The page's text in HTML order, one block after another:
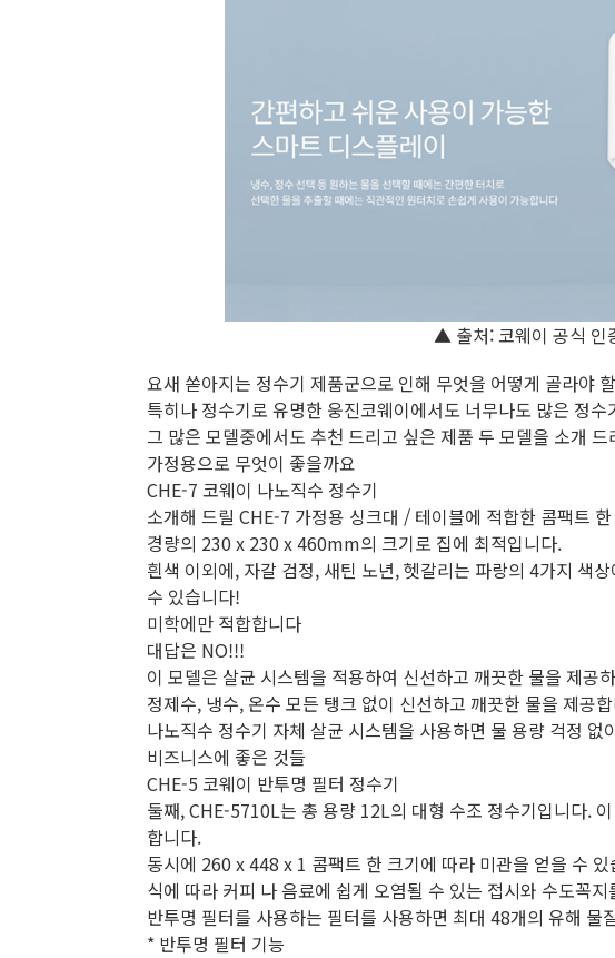
▲ 출처: 코웨이 공식 인
요새 쏟아지는 정수기 제품군으로 인해 무엇을 어떻게 골라야
특히나 정수기로 유명한 웅진코웨이에서도 너무나도 많은 정
그 많은 모델중에서도 추천 드리고 싶은 제품 두 모델을 소개
가정용으로 무엇이 좋을까요
CHE-7 코웨이 나노직수 정수기
소개해 드릴 CHE-7 가정용 싱크대 / 테이블에 적합한 콤팩트
경량의 230 x 230 x 460mm의 크기로 집에 최적입니다.
흰색 이외에, 자갈 검정, 새틴 노년, 헷갈리는 파랑의 4가지 색
수 있습니다!
미학에만 적합합니다
대답은 NO!!!
이 모델은 살균 시스템을 적용하여 신선하고 깨끗한 물을 제공
정제수, 냉수, 온수 모든 탱크 없이 신선하고 깨끗한 물을 제공
나노직수 정수기 자체 살균 시스템을 사용하면 물 용량 걱정
비즈니스에 좋은 것들
CHE-5 코웨이 반투명 필터 정수기
둘째, CHE-5710L는 총 용량 12L의 대형 수조 정수기입니다.
합니다.
동시에 260 x 448 x 1 콤팩트 한 크기에 따라 미관을 얻을 수
식에 따라 커피 나 음료에 쉽게 오염될 수 있는 접시와 수도꼭
반투명 필터를 사용하는 필터를 사용하면 최대 48개의 유해
* 반투명 필터 기능